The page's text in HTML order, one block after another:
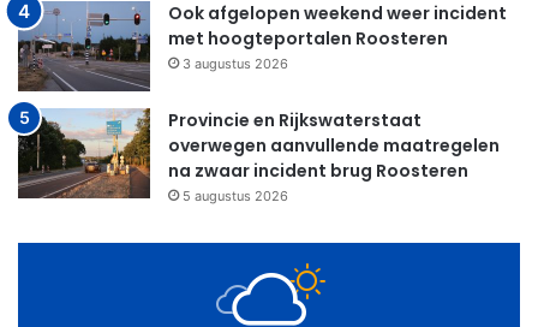
Ook afgelopen weekend weer incident
met hoogteportalen Roosteren
3 augustus 2026
Provincie en Rijkswaterstaat
overwegen aanvullende maatregelen
na zwaar incident brug Roosteren
5 augustus 2026